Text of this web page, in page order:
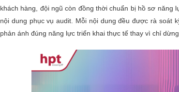
khách hàng, đội ngũ còn đồng thời chuẩn bị hồ sơ năng
nội dung phục vụ audit. Mỗi nội dung đều được rà soát
phản ánh đúng năng lực triển khai thực tế thay vì chỉ